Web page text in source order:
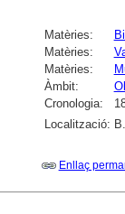
Matèries:
Matèries:
Matèries:
Àmbit:
Cronologia:
Localització:
Enllaç